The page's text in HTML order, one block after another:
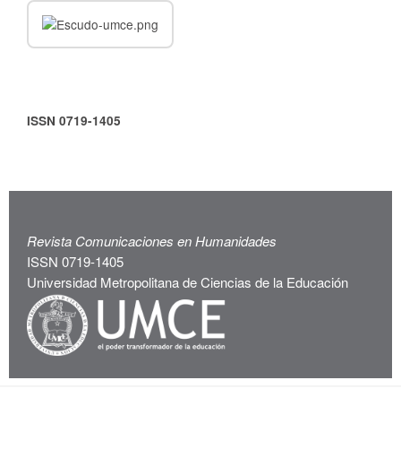
ISSN 0719-1405
Revista Comunicaciones en Humanidades
ISSN 0719-1405
Universidad Metropolitana de Ciencias de la Educación